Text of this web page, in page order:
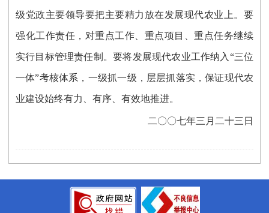
级党政主要领导要把主要精力放在发展现代农业上。要
强化工作责任，对重点工作、重点项目、重点任务继续
实行目标管理责任制。要将发展现代农业工作纳入“三位
一体”考核体系，一级抓一级，层层抓落实，保证现代农
业建设始终有力、有序、有效地推进。
二〇〇七年三月二十三日